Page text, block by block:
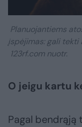
Planuojantiems
įspėjimas: gali tekti
123rf.com nuotr.
O jeigu kartu
Pagal bendrąją